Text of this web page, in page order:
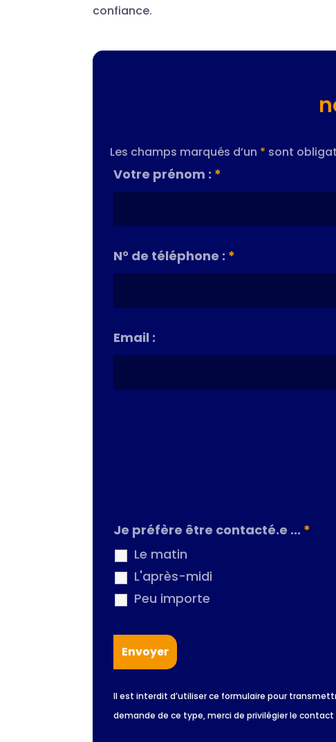
confiance.
Les champs marqués d’un * sont
Votre prénom : *
N° de téléphone : *
Email :
Je préfère être contacté.e ... *
Le matin
L'après-midi
Peu importe
Il est interdit d’utiliser ce formulaire pour
demande de ce type, merci de privilégier le